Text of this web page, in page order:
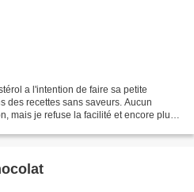
a l'intention de faire sa petite
des recettes sans saveurs. Aucun
mais je refuse la facilité et encore plus